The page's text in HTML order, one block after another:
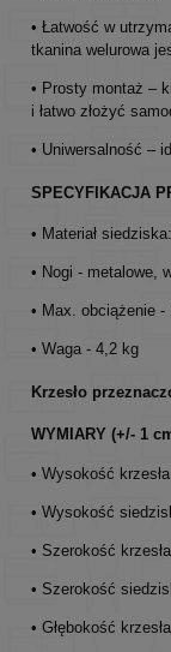
• Łatwość w
tkanina welurowa
• Prosty montaż –
i łatwo złożyć
• Uniwersalność –
SPECYFIKACJA
• Materiał
• Nogi - metalowe,
• Max. obciążenie -
• Waga - 4,2 kg
Krzesło
WYMIARY (+/- 1
• Wysokość
• Wysokość
• Szerokość
• Szerokość
• Głębokość